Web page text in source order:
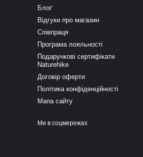
Блоґ
Відгуки про магазин
Співпраця
Програма лояльності
Подарункові сертифікати
Naturehike
Договір оферти
Політика конфіденційності
Мапа сайту
Ми в соцмережах